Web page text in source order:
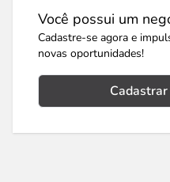
Você possui um
Cadastre-se agora e
novas oportunidades!